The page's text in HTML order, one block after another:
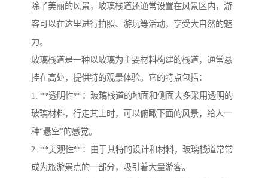
除了美丽的风景，玻璃栈道还通常设置在风景区内，游
客可以在这里进行拍照、游玩等活动，享受大自然的魅
力。
玻璃栈道是一种以玻璃为主要材料构建的栈道，通常悬
挂在高处，提供特的观景体验。它的特点包括：
1. **透明性**：玻璃栈道的地面和侧面大多采用透明的
玻璃材料，行走其上时，可以俯瞰下面的风景，给人一
种“悬空”的感觉。
2. **美观性**：由于其特的设计和材料，玻璃栈道常常
成为旅游景点的一部分，吸引着大量游客。